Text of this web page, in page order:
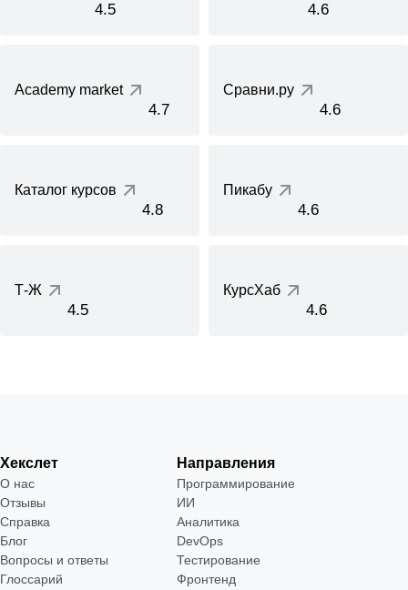
4.5 4.6
Academy market
4.7
Сравни.ру
4.6
Каталог курсов
4.8
Пикабу
4.6
Т-Ж
4.5
КурсХаб
4.6
Хекслет
О нас
Отзывы
Справка
Блог
Вопросы и ответы
Глоссарий
Направления
Программирование
ИИ
Аналитика
DevOps
Тестирование
Фронтенд